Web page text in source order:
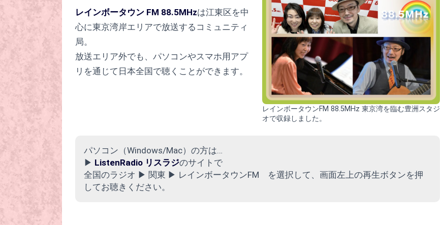
レインボータウンFM 88.5MHz 東京湾を臨む豊洲スタジ
オで収録しました。
レインボータウン FM 88.5MHzは江東区を中
心に東京湾岸エリアで放送するコミュニティ
局。
放送エリア外でも、パソコンやスマホ用アプ
リを通じて日本全国で聴くことができます。
パソコン（Windows/Mac）の方は…
▶︎ ListenRadio リスラジのサイトで
全国のラジオ ▶︎ 関東 ▶︎ レインボータウンFM を選択して、画面左上の再生ボタンを押
してお聴きください。